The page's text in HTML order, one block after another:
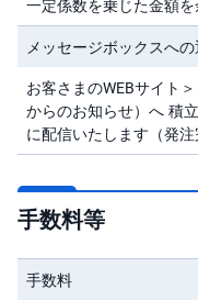
ロ
ボ
ア
ド
(R
O
B
O
R
)
i
D
一定係数を乗じた金額を
メッセージボックスへ
お客さまのWEBサイト
からのお知らせ）へ 積
に配信いたします（発
手数料等
手数料